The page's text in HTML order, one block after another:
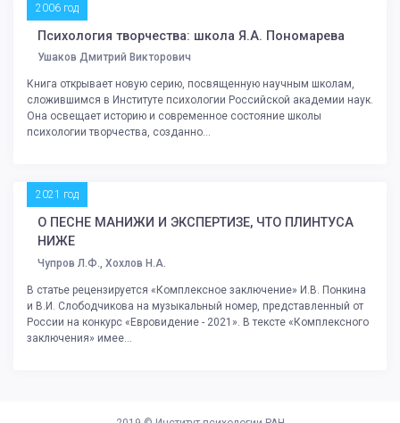
2006 год
Психология творчества: школа Я.А. Пономарева
Ушаков Дмитрий Викторович
Книга открывает новую серию, посвященную научным школам,
сложившимся в Институте психологии Российской академии наук.
Она освещает историю и современное состояние школы
психологии творчества, созданно...
2021 год
О ПЕСНЕ МАНИЖИ И ЭКСПЕРТИЗЕ, ЧТО ПЛИНТУСА
НИЖЕ
Чупров Л.Ф., Хохлов Н.А.
В статье рецензируется «Комплексное заключение» И.В. Понкина
и В.И. Слободчикова на музыкальный номер, представленный от
России на конкурс «Евровидение - 2021». В тексте «Комплексного
заключения» имее...